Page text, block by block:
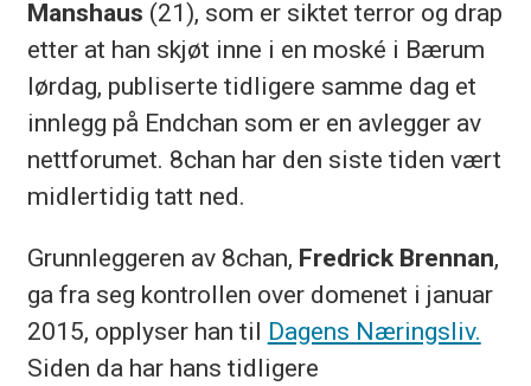
Manshaus (21), som er siktet terror og drap
etter at han skjøt inne i en moské i Bærum
lørdag, publiserte tidligere samme dag et
innlegg på Endchan som er en avlegger av
nettforumet. 8chan har den siste tiden vært
midlertidig tatt ned.
Grunnleggeren av 8chan, Fredrick Brennan,
ga fra seg kontrollen over domenet i januar
2015, opplyser han til Dagens Næringsliv.
Siden da har hans tidligere